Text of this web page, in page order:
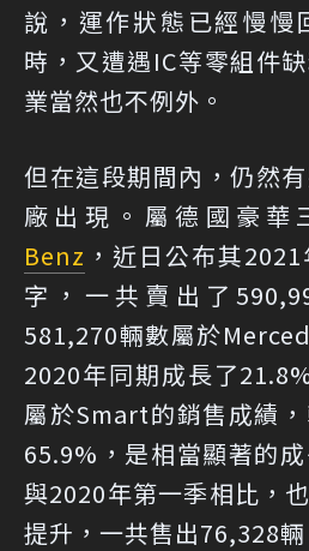
說，運作狀態已經慢慢
時，又遭遇IC等零組件
業當然也不例外。
但在這段期間內，仍然
廠出現。屬德國豪華
Benz ，近日公布其
字，一共賣出了
581,270輛數屬於
2020年同期成長了
屬於Smart的銷售成績
65.9%，是相當顯著的
與2020年第一季相比，
提升，一共售出76,328輛